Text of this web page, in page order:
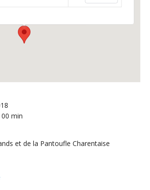
min
et de la Pantoufle Charentaise